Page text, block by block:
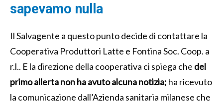
sapevamo nulla
Il Salvagente a questo punto decide di contattare la
Cooperativa Produttori Latte e Fontina Soc. Coop. a
r.l.. E la direzione della cooperativa ci spiega che del
primo allerta non ha avuto alcuna notizia; ha ricevuto
la comunicazione dall’Azienda sanitaria milanese che